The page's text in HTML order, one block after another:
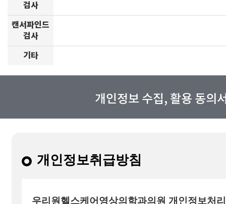
검사
캔서파인드
검사
기타
개인정보 수집, 활용 동의